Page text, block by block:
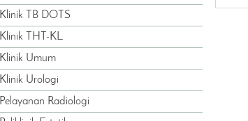
Klinik TB DOTS
Klinik THT-KL
Klinik Umum
Klinik Urologi
Pelayanan Radiologi